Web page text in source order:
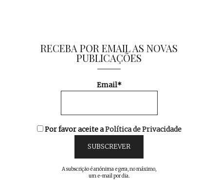
RECEBA POR EMAIL AS NOVAS
PUBLICAÇÕES
Email*
Por favor aceite aPolítica de Privacidade
A subscrição é anónima e gera, no máximo,
um e-mail por dia.